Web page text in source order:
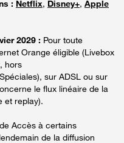
: Netflix, Disney+, Apple
2029 : Pour toute
Orange éligible (Livebox
hors
sur ADSL ou sur
le flux linéaire de la
et replay).
Accès à certains
de la diffusion